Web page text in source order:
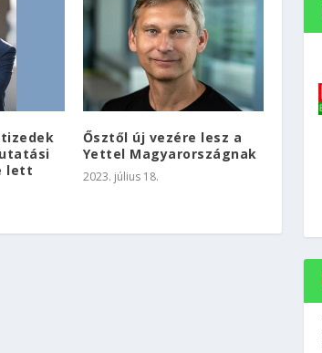
lett
Ősztől új vezére lesz a
Yettel Magyarországnak
2023. július 18.